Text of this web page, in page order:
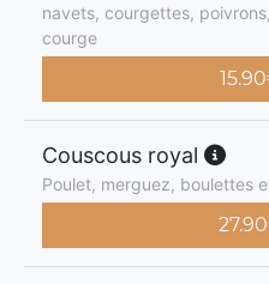
navets, courgettes,
courge
15.90
Couscous royal
Poulet, merguez, boulettes
27.90